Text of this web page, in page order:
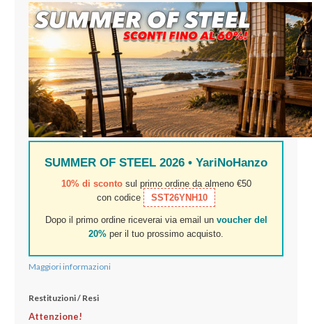
SUMMER OF STEEL 2026 • YariNoHanzo
10% di scontosul primo ordine da almeno €50
con codice
SST26YNH10
Dopo il primo ordine riceverai via email un voucher del
20% per il tuo prossimo acquisto.
Maggiori informazioni
Restituzioni / Resi
Attenzione!